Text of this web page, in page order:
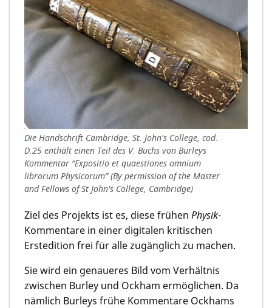
Die Handschrift Cambridge, St. John's College, cod.
D.25 enthält einen Teil des V. Buchs von Burleys
Kommentar “Expositio et quaestiones omnium
librorum Physicorum” (By permission of the Master
and Fellows of St John's College, Cambridge)
Ziel des Projekts ist es, diese frühen Physik-
Kommentare in einer digitalen kritischen
Erstedition frei für alle zugänglich zu machen.
Sie wird ein genaueres Bild vom Verhältnis
zwischen Burley und Ockham ermöglichen. Da
nämlich Burleys frühe Kommentare Ockhams